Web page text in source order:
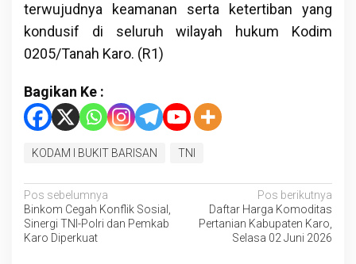
terwujudnya keamanan serta ketertiban yang
kondusif di seluruh wilayah hukum Kodim
0205/Tanah Karo. (R1)
Bagikan Ke :
KODAM I BUKIT BARISAN TNI
Navigasi
pos
Pos sebelumnya
Binkom Cegah Konflik Sosial,
Sinergi TNI-Polri dan Pemkab
Karo Diperkuat
Pos berikutnya
Daftar Harga Komoditas
Pertanian Kabupaten Karo,
Selasa 02 Juni 2026